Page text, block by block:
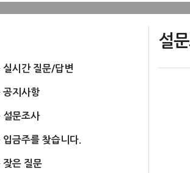
실시간 질문/답변
공지사항
설문조사
입금주를 찾습니다.
잦은 질문
설